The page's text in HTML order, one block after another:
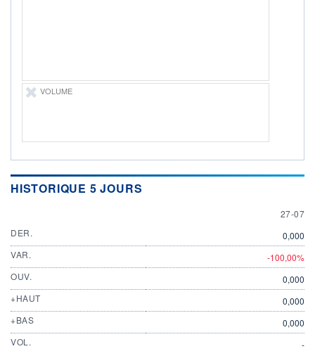
VOLUME
HISTORIQUE 5 JOURS
27 JULY
27-07
DER.
0,000
VAR.
-100,00%
OUV.
0,000
+HAUT
0,000
+BAS
0,000
VOL.
-